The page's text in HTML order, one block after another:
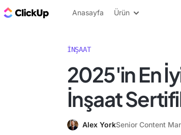
ClickUp Blog
Anasayfa Ürün
İNŞAAT
2025'in En
İnşaat
Alex YorkSenior Content